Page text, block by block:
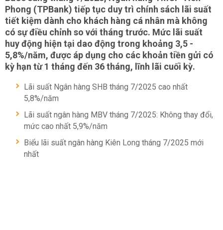
Phong (TPBank) tiếp tục duy trì chính sách lãi suất
tiết kiệm dành cho khách hàng cá nhân mà không
có sự điều chỉnh so với tháng trước. Mức lãi suất
huy động hiện tại dao động trong khoảng 3,5 -
5,8%/năm, được áp dụng cho các khoản tiền gửi có
kỳ hạn từ 1 tháng đến 36 tháng, lĩnh lãi cuối kỳ.
Lãi suất Ngân hàng SHB tháng 7/2025 cao nhất
5,8%/năm
Lãi suất ngân hàng MBV tháng 7/2025: Không thay đổi,
mức cao nhất 5,9%/năm
Biểu lãi suất ngân hàng Kiên Long tháng 7/2025 mới
nhất